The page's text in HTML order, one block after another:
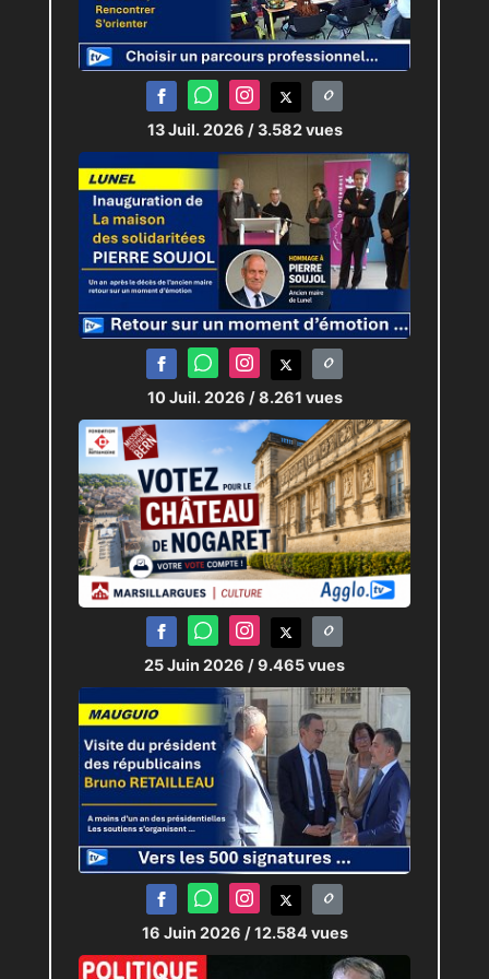
13 Juil. 2026 / 3.582 vues
10 Juil. 2026 / 8.261 vues
25 Juin 2026 / 9.465 vues
16 Juin 2026 / 12.584 vues